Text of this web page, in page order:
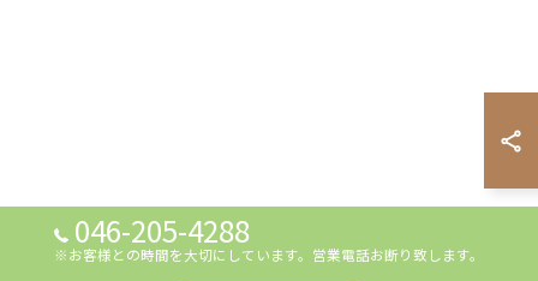
046-205-4288
※お客様との時間を大切にしています。営業電話お断り致します。